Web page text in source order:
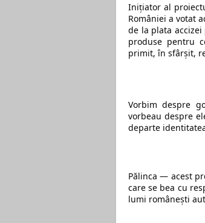
Inițiator al
României a votat
de la plata
produse pentru
primit, în sfârșit,
Vorbim despre
vorbeau despre
departe
Pălinca — acest
care se bea cu
lumi românești